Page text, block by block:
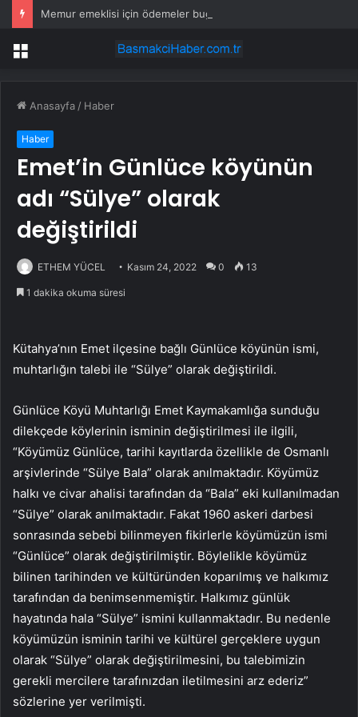
Menü
Anasayfa / Haber
Haber
Emet’in Günlüce köyünün
adı “Sülye” olarak
değiştirildi
ETHEM YÜCEL Kasım 24, 2022 0 13
1 dakika okuma süresi
Kütahya’nın Emet ilçesine bağlı Günlüce köyünün ismi,
muhtarlığın talebi ile “Sülye” olarak değiştirildi.
Günlüce Köyü Muhtarlığı Emet Kaymakamlığa sunduğu
dilekçede köylerinin isminin değiştirilmesi ile ilgili,
“Köyümüz Günlüce, tarihi kayıtlarda özellikle de Osmanlı
arşivlerinde “Sülye Bala” olarak anılmaktadır. Köyümüz
halkı ve civar ahalisi tarafından da “Bala” eki kullanılmadan
“Sülye” olarak anılmaktadır. Fakat 1960 askeri darbesi
sonrasında sebebi bilinmeyen fikirlerle köyümüzün ismi
“Günlüce” olarak değiştirilmiştir. Böylelikle köyümüz
bilinen tarihinden ve kültüründen koparılmış ve halkımız
tarafından da benimsenmemiştir. Halkımız günlük
hayatında hala “Sülye” ismini kullanmaktadır. Bu nedenle
köyümüzün isminin tarihi ve kültürel gerçeklere uygun
olarak “Sülye” olarak değiştirilmesini, bu talebimizin
gerekli mercilere tarafınızdan iletilmesini arz ederiz”
sözlerine yer verilmişti.